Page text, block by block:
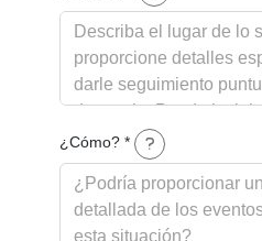
¿Cómo? *